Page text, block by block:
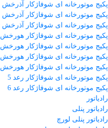
پکیج موتورخانه ای شوفاژکار آذرخش 5 پره تکمیل PLUS
پکیج موتورخانه ای شوفاژکار آذرخش 7 پره تکمیل PLUS
پکیج موتورخانه ای شوفاژکار آذرخش 9 پره تکمیل PLUS
پکیج موتورخانه ای شوفاژکار هورخش 4 پره کوتاه
پکیج موتورخانه ای شوفاژکار هورخش 4 پره بلند
پکیج موتورخانه ای شوفاژکار هورخش 5 پره کوتاه
پکیج موتورخانه ای شوفاژکار هورخش 5 پره بلند
پکیج موتورخانه ای شوفاژکار رعد 5
پکیج موتورخانه ای شوفاژکار رعد 6
رادیاتور
رادیاتور پنلی
رادیاتور پنلی لورچ